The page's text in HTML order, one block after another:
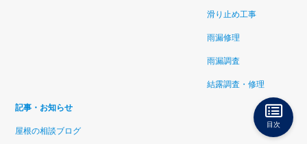
滑り止め工事
雨漏修理
雨漏調査
結露調査・修理
記事・お知らせ
屋根の相談ブログ
目次